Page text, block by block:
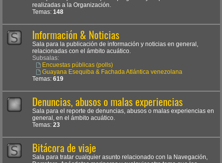
realizadas a la Organización.
Temas: 148
Información & Noticias
Sala para la publicación de información y noticias en general,
relacionadas con el ámbito acuático.
Subsalas:
Encuestas públicas (polls)
Guayana Esequiba & Fachada Atlántica venezolana
Temas: 619
Denuncias, abusos o malas experiencias
Sala para el reporte de denuncias, abusos o malas experiencias en
general, en el ámbito acuático.
Temas: 23
Bitácora de viaje
Sala para tratar cualquier asunto relacionado con la Navegación,